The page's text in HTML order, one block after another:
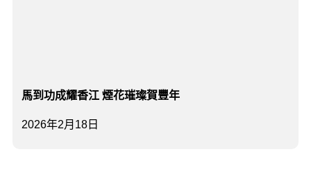
2026年2月18日
馬到功成耀香江 煙花璀璨賀豐年